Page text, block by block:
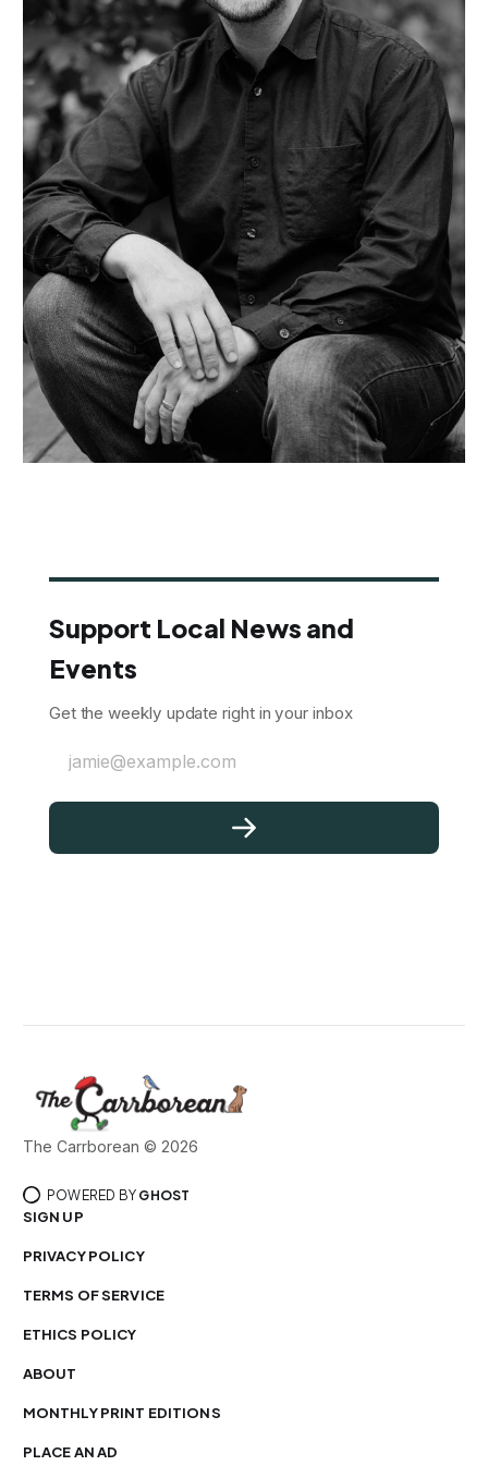
Support Local News and
Events
Get the weekly update right in your inbox
jamie@example.com
The Carrborean © 2026
POWERED BY GHOST
SIGN UP
PRIVACY POLICY
TERMS OF SERVICE
ETHICS POLICY
ABOUT
MONTHLY PRINT EDITIONS
PLACE AN AD